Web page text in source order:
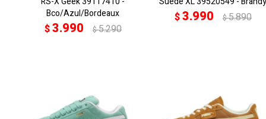
Bco/Azul/Bordeaux
$3.990 $5.290
$3.990 $5.890